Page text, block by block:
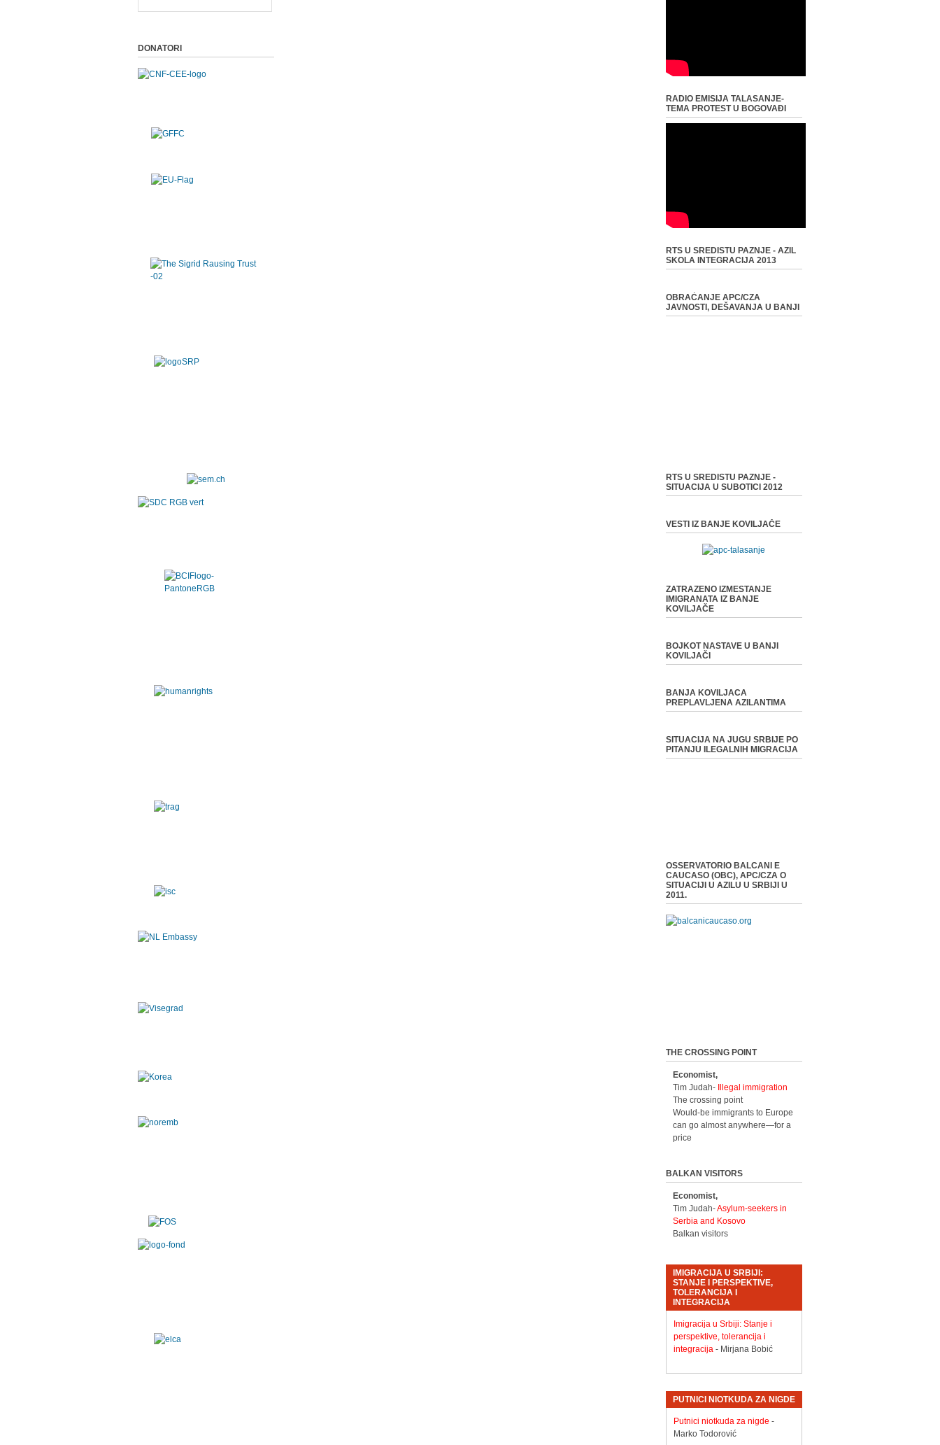
DONATORI
RADIO EMISIJA TALASANJE-
TEMA PROTEST U BOGOVAĐI
RTS U SREDISTU PAZNJE - AZIL
SKOLA INTEGRACIJA 2013
OBRAĆANJE APC/CZA
JAVNOSTI, DEŠAVANJA U BANJI
RTS U SREDISTU PAZNJE -
SITUACIJA U SUBOTICI 2012
VESTI IZ BANJE KOVILJAČE
ZATRAZENO IZMESTANJE
IMIGRANATA IZ BANJE
KOVILJAČE
BOJKOT NASTAVE U BANJI
KOVILJAČI
BANJA KOVILJACA
PREPLAVLJENA AZILANTIMA
SITUACIJA NA JUGU SRBIJE PO
PITANJU ILEGALNIH MIGRACIJA
OSSERVATORIO BALCANI E
CAUCASO (OBC), APC/CZA O
SITUACIJI U AZILU U SRBIJI U
2011.
THE CROSSING POINT
Economist,
Tim Judah-
Illegal immigration
The crossing point
Would-be immigrants to Europe
can go almost anywhere—for a
price
BALKAN VISITORS
Economist,
Tim Judah-Asylum-seekers in
Serbia and Kosovo
Balkan visitors
IMIGRACIJA U SRBIJI:
STANJE I PERSPEKTIVE,
TOLERANCIJA I
INTEGRACIJA
Imigracija u Srbiji: Stanje i
perspektive, tolerancija i
integracija- Mirjana Bobić
PUTNICI NIOTKUDA ZA NIGDE
Putnici niotkuda za nigde -
Marko Todorović